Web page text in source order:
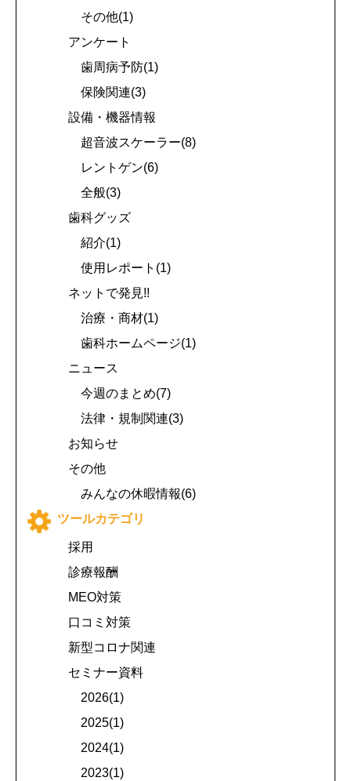
その他(1)
アンケート
歯周病予防(1)
保険関連(3)
設備・機器情報
超音波スケーラー(8)
レントゲン(6)
全般(3)
歯科グッズ
紹介(1)
使用レポート(1)
ネットで発見!!
治療・商材(1)
歯科ホームページ(1)
ニュース
今週のまとめ(7)
法律・規制関連(3)
お知らせ
その他
みんなの休暇情報(6)
ツールカテゴリ
採用
診療報酬
MEO対策
口コミ対策
新型コロナ関連
セミナー資料
2026(1)
2025(1)
2024(1)
2023(1)